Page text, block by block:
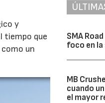
y
tiempo que
un
SMA
foco en la
MB
cuando
el mayor